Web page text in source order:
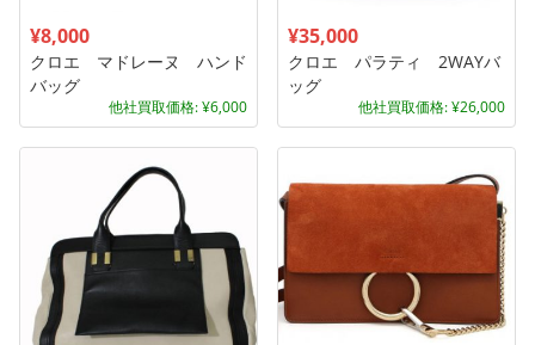
¥8,000
クロエ マドレーヌ ハンド
バッグ
他社買取価格: ¥6,000
¥35,000
クロエ パラティ 2WAYバ
ッグ
他社買取価格: ¥26,000